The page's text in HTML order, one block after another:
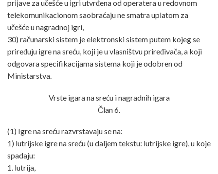
prijave za učešće u igri utvrđena od operatera u redovnom
telekomunikacionom saobraćaju ne smatra uplatom za
učešće u nagradnoj igri,
30) računarski sistem je elektronski sistem putem kojeg se
priređuju igre na sreću, koji je u vlasništvu priređivača, a koji
odgovara specifikacijama sistema koji je odobren od
Ministarstva.
Vrste igara na sreću i nagradnih igara
Član 6.
(1) Igre na sreću razvrstavaju se na:
1) lutrijske igre na sreću (u daljem tekstu: lutrijske igre), u koje
spadaju:
1. lutrija,